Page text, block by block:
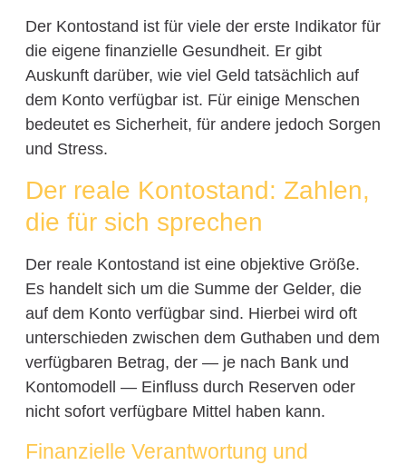
Der Kontostand ist für viele der erste Indikator für
die eigene finanzielle Gesundheit. Er gibt
Auskunft darüber, wie viel Geld tatsächlich auf
dem Konto verfügbar ist. Für einige Menschen
bedeutet es Sicherheit, für andere jedoch Sorgen
und Stress.
Der reale Kontostand: Zahlen,
die für sich sprechen
Der reale Kontostand ist eine objektive Größe.
Es handelt sich um die Summe der Gelder, die
auf dem Konto verfügbar sind. Hierbei wird oft
unterschieden zwischen dem Guthaben und dem
verfügbaren Betrag, der — je nach Bank und
Kontomodell — Einfluss durch Reserven oder
nicht sofort verfügbare Mittel haben kann.
Finanzielle Verantwortung und